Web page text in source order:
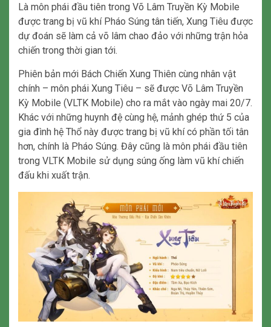
Là môn phái đầu tiên trong Võ Lâm Truyền Kỳ Mobile
được trang bị vũ khí Pháo Súng tân tiến, Xung Tiêu được
dự đoán sẽ làm cả võ lâm chao đảo với những trận hỏa
chiến trong thời gian tới.
Phiên bản mới Bách Chiến Xung Thiên cùng nhân vật
chính – môn phái Xung Tiêu – sẽ được Võ Lâm Truyền
Kỳ Mobile (VLTK Mobile) cho ra mắt vào ngày mai 20/7.
Khác với những huynh đệ cùng hệ, mảnh ghép thứ 5 của
gia đình hệ Thổ này được trang bị vũ khí có phần tối tân
hơn, chính là Pháo Súng. Đây cũng là môn phái đầu tiên
trong VLTK Mobile sử dụng súng ống làm vũ khí chiến
đấu khi xuất trận.